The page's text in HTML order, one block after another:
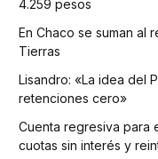
4.259 pesos
En Chaco se suman al
Tierras
Lisandro: «La idea del
retenciones cero»
Cuenta regresiva para
cuotas sin interés y